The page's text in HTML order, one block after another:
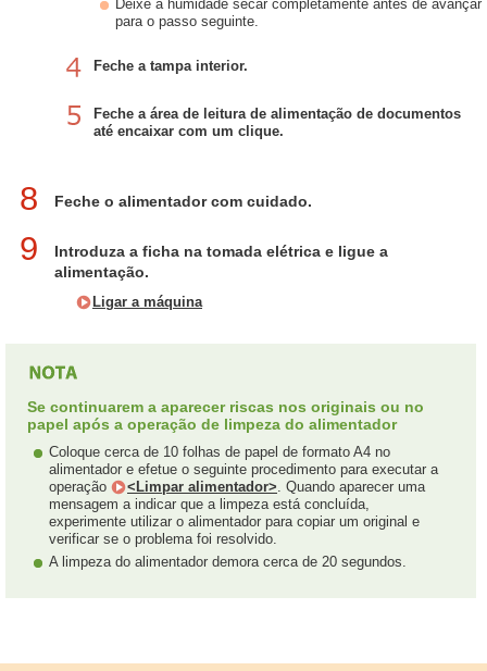
Deixe a humidade secar completamente antes de avançar
para o passo seguinte.
Feche a tampa interior.
Feche a área de leitura de alimentação de documentos
até encaixar com um clique.
8 Feche o alimentador com cuidado.
9
Introduza a ficha na tomada elétrica e ligue a
alimentação.
Ligar a máquina
Se continuarem a aparecer riscas nos originais ou no
papel após a operação de limpeza do alimentador
Coloque cerca de 10 folhas de papel de formato A4 no
alimentador e efetue o seguinte procedimento para executar a
operação
<Limpar alimentador>. Quando aparecer uma
mensagem a indicar que a limpeza está concluída,
experimente utilizar o alimentador para copiar um original e
verificar se o problema foi resolvido.
A limpeza do alimentador demora cerca de 20 segundos.